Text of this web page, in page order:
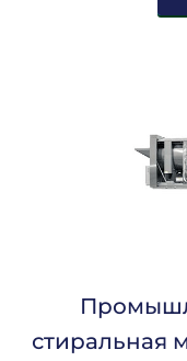
стиральная